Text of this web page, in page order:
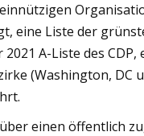
eine Liste der
A-Liste des
(Washington, DC
einen öffentlich